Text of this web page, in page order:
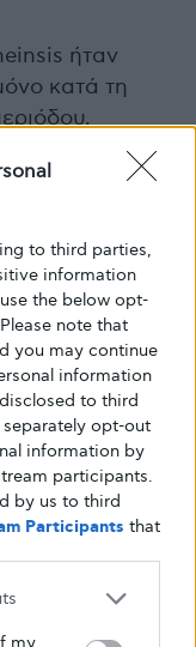
to third parties,
information
the below opt-
note that
you may continue
information
to third
opt-out
information by
participants.
by us to third
Participants that
my
ήταν
κατά τη
έχουν
τα βήτα
γενετική
αποικίστηκαν
, ανέπτυξαν
δεν έλαβαν
στο 90% των
οι
σε ενήλικα